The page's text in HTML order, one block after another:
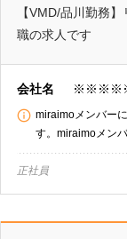
【VMD/品川勤務
職の求人です
会社名
miraimoメンバー
す。miraimoメン
正社員